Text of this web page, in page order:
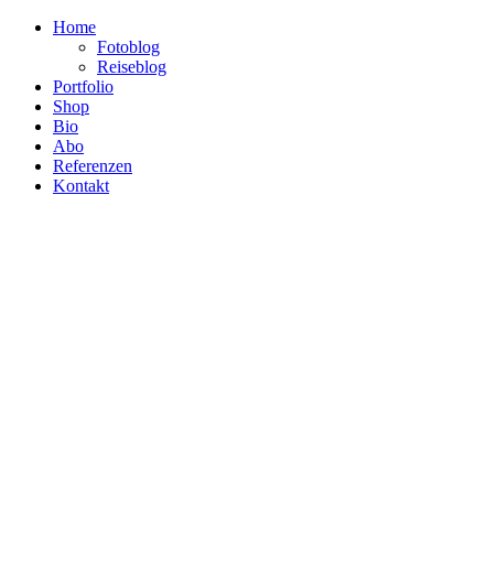
Home
Fotoblog
Reiseblog
Portfolio
Shop
Bio
Abo
Referenzen
Kontakt